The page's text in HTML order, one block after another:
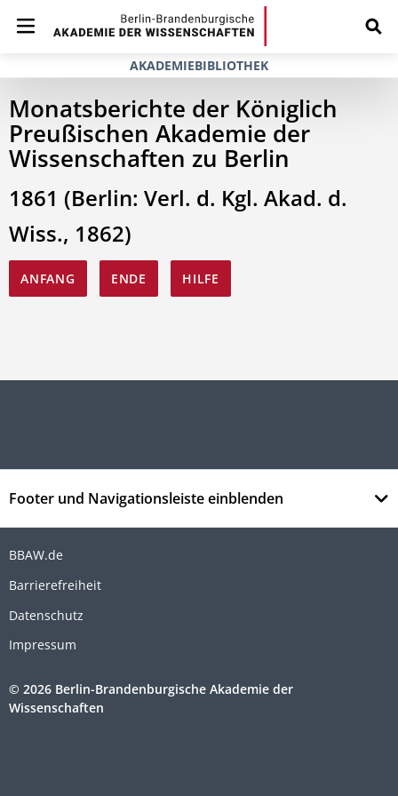
AKADEMIEBIBLIOTHEK
Monatsberichte der Königlich
Preußischen Akademie der
Wissenschaften zu Berlin
1861 (Berlin: Verl. d. Kgl. Akad. d.
Wiss., 1862)
ANFANG ENDE HILFE
Footer und Navigationsleiste einblenden
BBAW.de
Barrierefreiheit
Datenschutz
Impressum
© 2026 Berlin-Brandenburgische Akademie der
Wissenschaften